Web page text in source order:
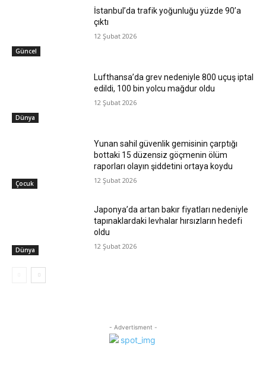
Güncel
İstanbul’da trafik yoğunluğu yüzde 90’a
çıktı
12 Şubat 2026
Dünya
Lufthansa’da grev nedeniyle 800 uçuş iptal
edildi, 100 bin yolcu mağdur oldu
12 Şubat 2026
Çocuk
Yunan sahil güvenlik gemisinin çarptığı
bottaki 15 düzensiz göçmenin ölüm
raporları olayın şiddetini ortaya koydu
12 Şubat 2026
Dünya
Japonya’da artan bakır fiyatları nedeniyle
tapınaklardaki levhalar hırsızların hedefi
oldu
12 Şubat 2026
- Advertisment -